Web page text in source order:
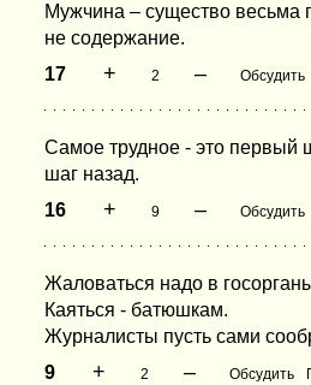
Мужчина – существо весьма
не содержание.
17
+ 2 – Обсудить
Самое трудное - это первый
шаг назад.
16
+ 9 – Обсудить
Жаловаться надо в
Каяться - батюшкам.
Журналисты пусть сами
9
+ 2 – Обсудить